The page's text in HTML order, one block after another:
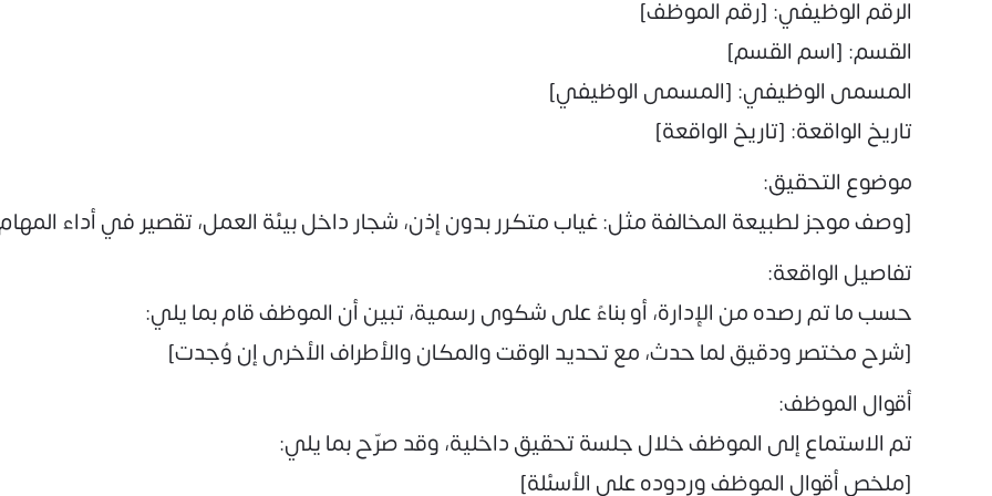
الرقم الوظيفي: [رقم الموظف]
القسم: [اسم القسم]
المسمى الوظيفي: [المسمى الوظيفي]
تاريخ الواقعة: [تاريخ الواقعة]
موضوع التحقيق:
[وصف موجز لطبيعة المخالفة مثل: غياب متكرر بدون إذن، شجار داخل بيئة العمل، تقصير في أداء
تفاصيل الواقعة:
حسب ما تم رصده من الإدارة، أو بناءً على شكوى رسمية، تبين أن الموظف قام بما يلي:
[شرح مختصر ودقيق لما حدث، مع تحديد الوقت والمكان والأطراف الأخرى إن وُجدت]
أقوال الموظف:
تم الاستماع إلى الموظف خلال جلسة تحقيق داخلية، وقد صرّح بما يلي:
[ملخص أقوال الموظف وردوده على الأسئلة]